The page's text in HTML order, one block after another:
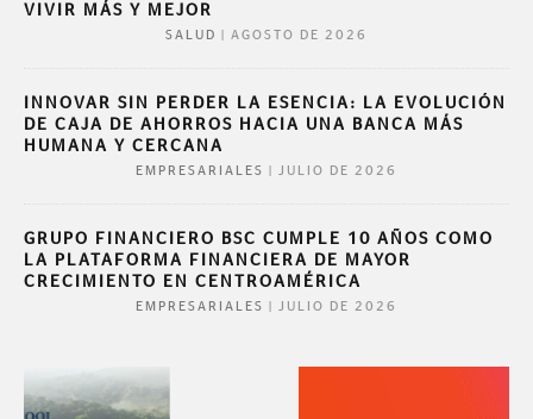
VIVIR MÁS Y MEJOR
SALUD AGOSTO DE 2026
INNOVAR SIN PERDER LA ESENCIA: LA EVOLUCIÓN
DE CAJA DE AHORROS HACIA UNA BANCA MÁS
HUMANA Y CERCANA
EMPRESARIALES JULIO DE 2026
GRUPO FINANCIERO BSC CUMPLE 10 AÑOS COMO
LA PLATAFORMA FINANCIERA DE MAYOR
CRECIMIENTO EN CENTROAMÉRICA
EMPRESARIALES JULIO DE 2026